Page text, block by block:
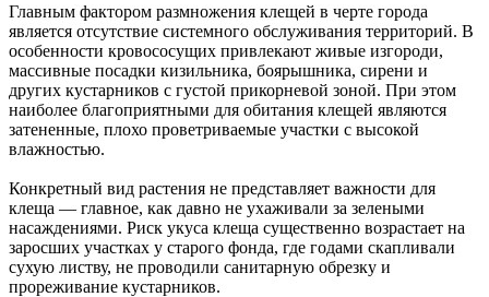
Главным фактором размножения клещей в черте города
является отсутствие системного обслуживания территорий. В
особенности кровососущих привлекают живые изгороди,
массивные посадки кизильника, боярышника, сирени и
других кустарников с густой прикорневой зоной. При этом
наиболее благоприятными для обитания клещей являются
затененные, плохо проветриваемые участки с высокой
влажностью.
Конкретный вид растения не представляет важности для
клеща — главное, как давно не ухаживали за зелеными
насаждениями. Риск укуса клеща существенно возрастает на
заросших участках у старого фонда, где годами скапливали
сухую листву, не проводили санитарную обрезку и
прореживание кустарников.